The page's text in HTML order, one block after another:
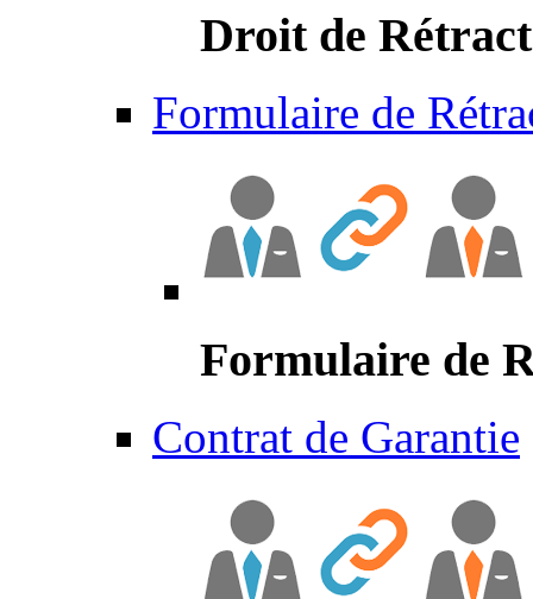
Droit de
Formulaire de
Formulaire de
Contrat de Garantie